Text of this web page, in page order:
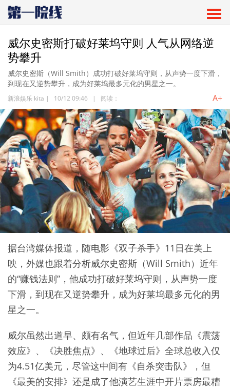
威尔史密斯打破好莱坞守则 人气从网络逆
势攀升
威尔史密斯（Will Smith）成功打破好莱坞守则，从声势一度下滑，
到现在又逆势攀升，成为好莱坞最多元化的男星之一。
新浪娱乐 kita | 10/12 09:46 | 阅读： A+
据台湾媒体报道，随电影《双子杀手》11日在美上
映，外媒也跟着分析威尔史密斯（Will Smith）近年
的“赚钱法则”，他成功打破好莱坞守则，从声势一度
下滑，到现在又逆势攀升，成为好莱坞最多元化的男
星之一。
威尔虽然出道早、颇有名气，但近年几部作品《震荡
效应》、《决胜焦点》、《地球过后》全球总收入仅
为4.51亿美元，尽管这中间有《自杀突击队》，但
《最美的安排》还是成了他演艺生涯中开片票房最糟